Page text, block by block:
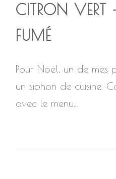
CITRON
FUMÉ
Pour Noël, un de mes
un siphon de cuisine.
avec le menu...